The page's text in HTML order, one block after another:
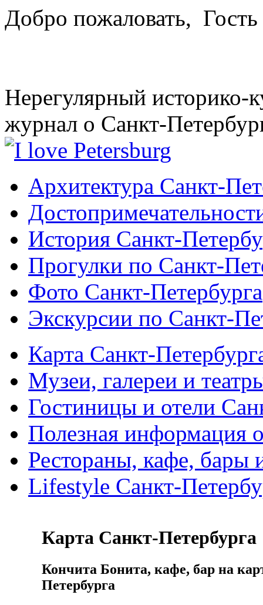
Добро пожаловать, Гость
Нерегулярный историко-
журнал о Санкт-
Архитектура Санкт-
История Санкт-
Прогулки по Санкт-
Фото Санкт-Петербурга
Экскурсии по Санкт-
Карта Санкт-
Музеи, галереи и
Гостиницы и отели
Полезная информация
Рестораны, кафе, бары
Lifestyle Санкт-
Карта Санкт-Петербурга
Кончита Бонита, кафе, бар на
Петербурга